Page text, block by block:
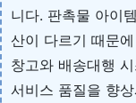
니다. 판촉물 아이
산이 다르기 때문
창고와 배송대행
서비스 품질을 향